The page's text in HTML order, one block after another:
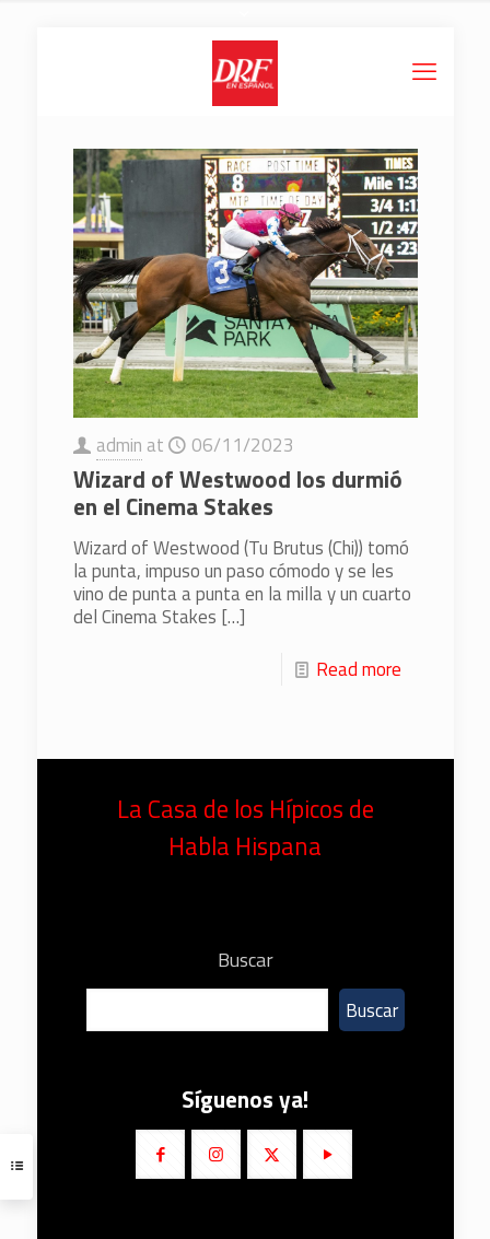
admin at 06/11/2023
Wizard of Westwood los durmió
en el Cinema Stakes
Wizard of Westwood (Tu Brutus (Chi)) tomó
la punta, impuso un paso cómodo y se les
vino de punta a punta en la milla y un cuarto
del Cinema Stakes […]
Read more
La Casa de los Hípicos de
Habla Hispana
Buscar
Buscar
Síguenos ya!